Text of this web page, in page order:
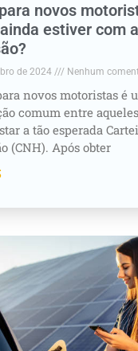
novos
estiver com a
de 2024 Nenhum
novos motoristas é
comum entre
a tão esperada
(CNH). Após obter